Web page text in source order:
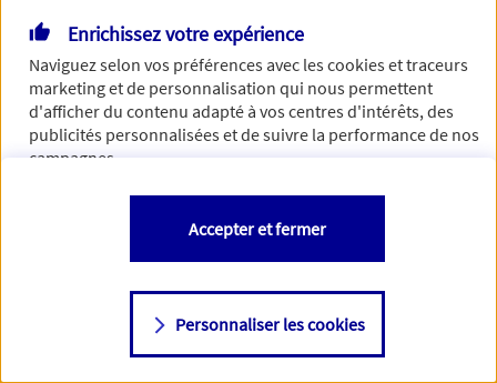
Enrichissez votre expérience
Naviguez selon vos préférences avec lescookies et traceurs
marketing et de personnalisation qui nous permettent
d'afficher du contenu adapté à vos centres d'intérêts, des
publicités personnalisées et de suivre la performance de nos
campagnes.
Vous êtes libre de les accepter, de les refuser comme de
changer d'avis à tout moment en allant sur
Consulter notre politique decookies
Personnaliser les cookies
Accepter et fermer